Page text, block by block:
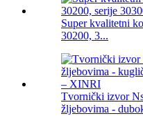
Super kvalitetni
30200, 3...
Tvornički izvor
žljebovima -